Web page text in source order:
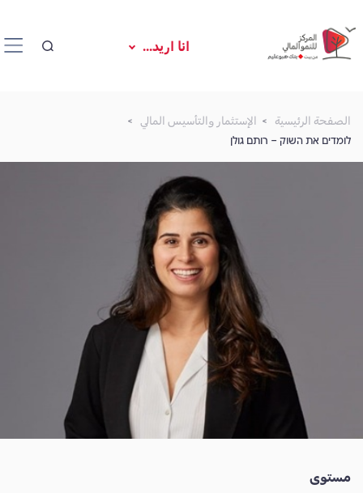
انا اريد...
الصفحة الرئيسية
الإستثمار والتأسيس المالي
לומדים את השוק – רותם גולן
مستوى